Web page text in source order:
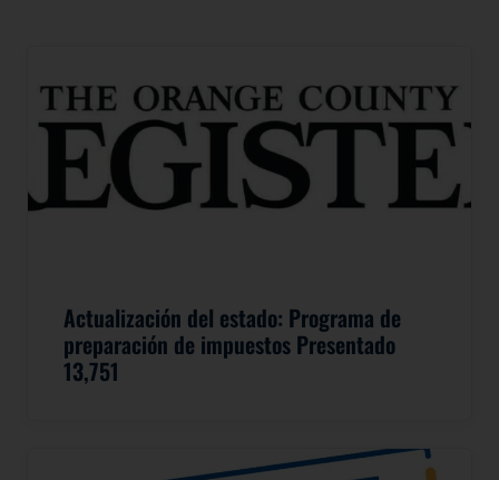
Actualización del estado: Programa de
preparación de impuestos Presentado
13,751